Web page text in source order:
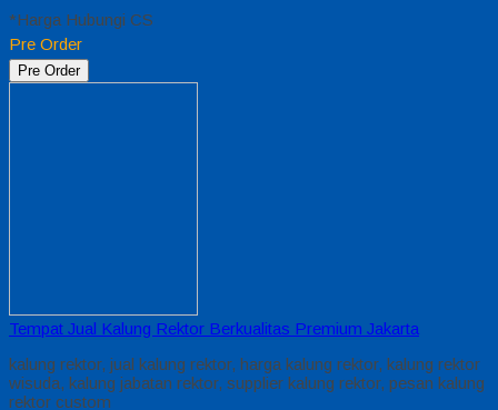
*Harga Hubungi CS
Pre Order
Pre Order
Tempat Jual Kalung Rektor Berkualitas Premium Jakarta
kalung rektor, jual kalung rektor, harga kalung rektor, kalung rektor
wisuda, kalung jabatan rektor, supplier kalung rektor, pesan kalung
rektor custom